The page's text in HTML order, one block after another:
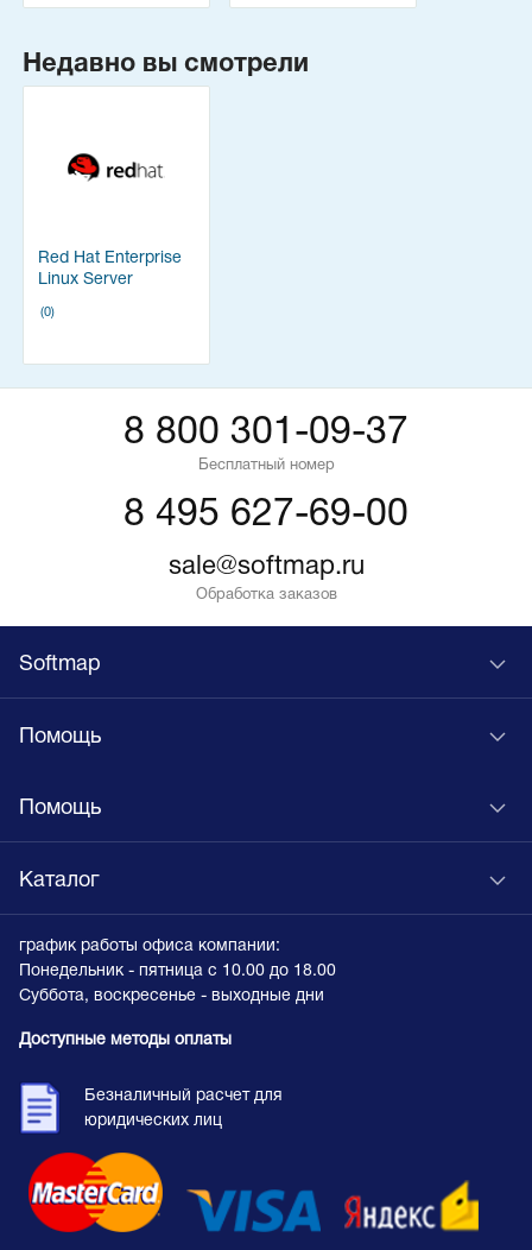
Недавно вы смотрели
Red Hat Enterprise
Linux Server
(0)
8 800 301-09-37
Бесплатный номер
8 495 627-69-00
sale@softmap.ru
Обработка заказов
Softmap
Помощь
Помощь
Каталог
график работы офиса компании:
Понедельник - пятница с 10.00 до 18.00
Суббота, воскресенье - выходные дни
Доступные методы оплаты
Безналичный расчет для
юридических лиц